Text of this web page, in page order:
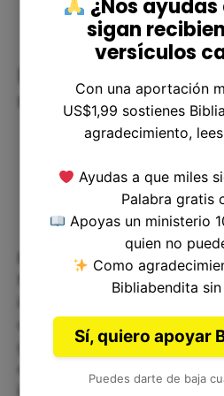
Reflexiones y
nuestra vida
Este verso es una llamada
forma en que entendemos a
divino, podemos
guía. En vez de intentar
ideas, podemos aceptar la
¿Nos
sigan
versículos
Con una aportación
US$1,99 sostienes
agradecimiento,
Ayudas a que miles
Palabra gratis
Apoyas un ministerio
quien no
Como
Bibliabendita
Sí, quiero apoyar
Puedes darte de baja